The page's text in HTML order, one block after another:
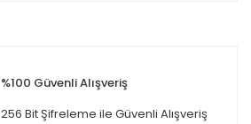
%100 Güvenli Alışveriş
256 Bit Şifreleme ile Güvenli Alışveriş